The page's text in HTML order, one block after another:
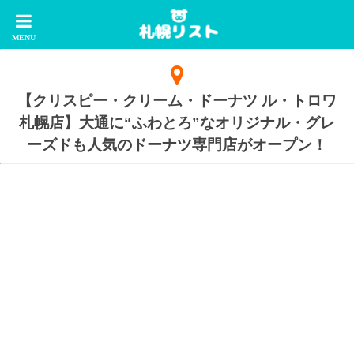
【クリスピー・クリーム・ドーナツ ル・トロワ
札幌店】大通に“ふわとろ”なオリジナル・グレ
ーズドも人気のドーナツ専門店がオープン！